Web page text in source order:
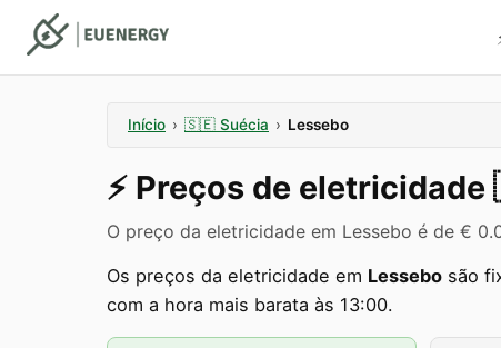
Início › 🇸🇪 Suécia › Lessebo
⚡️ Preços de eletricidade
O preço da eletricidade em Lessebo é de €
Os preços da eletricidade em Lessebo são
com a hora mais barata às 13:00.